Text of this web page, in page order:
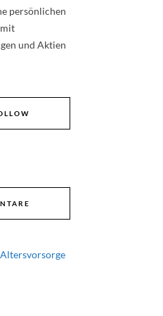
persönlichen
und Aktien